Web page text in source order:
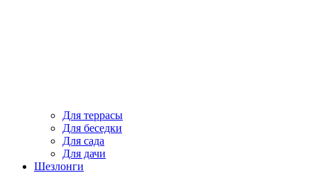
Для террасы
Для беседки
Для сада
Для дачи
Шезлонги